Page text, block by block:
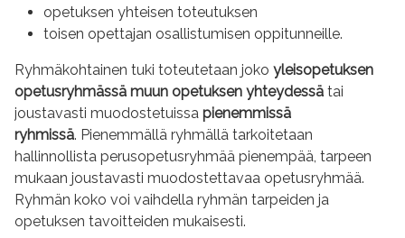
opetuksen yhteisen toteutuksen
toisen opettajan osallistumisen oppitunneille.
Ryhmäkohtainen tuki toteutetaan joko yleisopetuksen
opetusryhmässä muun opetuksen yhteydessä tai
joustavasti muodostetuissa pienemmissä
ryhmissä. Pienemmällä ryhmällä tarkoitetaan
hallinnollista perusopetusryhmää pienempää, tarpeen
mukaan joustavasti muodostettavaa opetusryhmää.
Ryhmän koko voi vaihdella ryhmän tarpeiden ja
opetuksen tavoitteiden mukaisesti.